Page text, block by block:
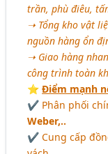
trần, phù điêu,
➝ Tổng kho vật
nguồn hàng ổn
➝ Giao hàng
công trình toàn
⭐️Điểm mạnh
✔ Phân phối
Weber,..
✔ Cung cấp